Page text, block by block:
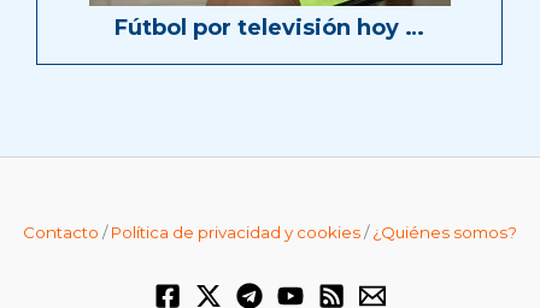
Fútbol por televisión hoy …
Contacto /Política de privacidad y cookies/¿Quiénes somos?